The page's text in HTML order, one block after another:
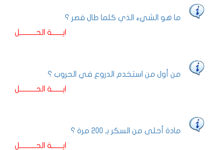
ما هو الشيء الذي كلما طال قصر ؟
ايـــــــة الحـــــــــــل
من أول من استخدم الدروع في الحروب ؟
ايـــــــة الحـــــــــــل
مادة أحلى من السكر بـ 200 مرة ؟
ايـــــــة الحـــــــــــل